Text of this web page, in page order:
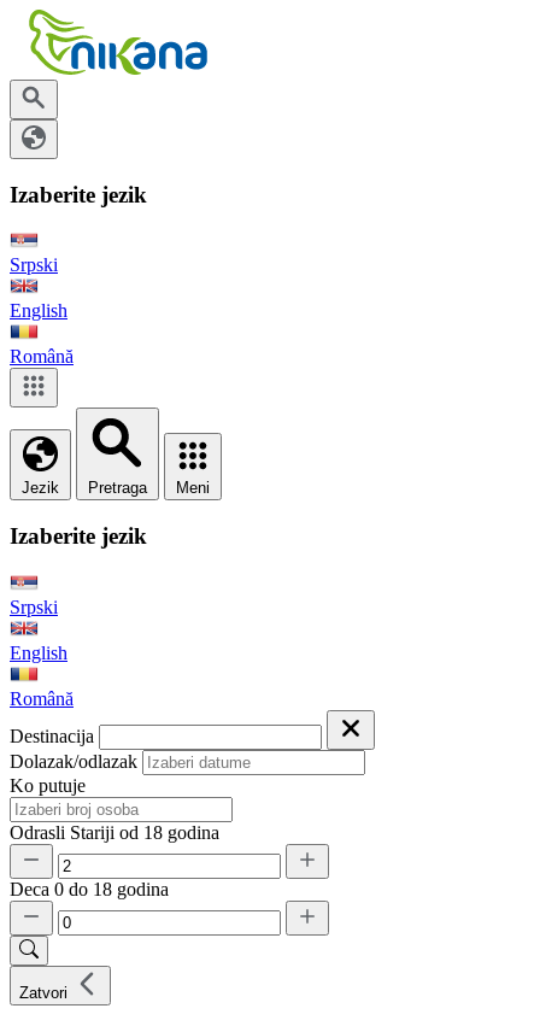
Izaberite jezik
Srpski
English
Română
Jezik Pretraga Meni
Izaberite jezik
Srpski
English
Română
Destinacija
Dolazak/odlazak
Ko putuje
Odrasli Stariji od 18 godina
Deca 0 do 18 godina
Zatvori